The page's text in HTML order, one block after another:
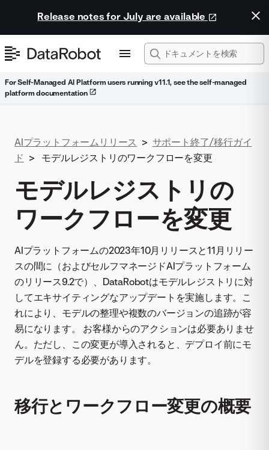
Release notes for July are available
For Self-Managed AI Platform users running v11.1, see the self-managed
platform documentation
AIプラットフォームリリース > サポート終了/移行ガイ
ド > モデルレジストリのワークフローを変更
モデルレジストリの
ワークフローを変更
AIプラットフォームの2023年10月リリースと11月リリー
スの間に（およびセルフマネージドAIプラットフォーム
のリリース9.2で）、DataRobotはモデルレジストリに対
してエキサイティングなアップデートを実施します。こ
れにより、モデルの整理や複数のバージョンの追跡が容
易になります。 お客様からのアクションは必要ありませ
ん。ただし、この変更が導入されると、デプロイ前にモ
デルを登録する必要があります。
移行とワークフロー変更の概要